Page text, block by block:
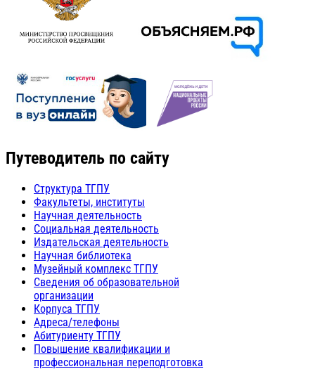
Путеводитель по сайту
Структура ТГПУ
Факультеты, институты
Научная деятельность
Социальная деятельность
Издательская деятельность
Научная библиотека
Музейный комплекс ТГПУ
Сведения об образовательной
организации
Корпуса ТГПУ
Адреса/телефоны
Абитуриенту ТГПУ
Повышение квалификации и
профессиональная переподготовка